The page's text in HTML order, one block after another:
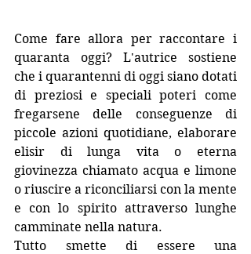
Come fare allora per raccontare i
quaranta oggi? L'autrice sostiene
che i quarantenni di oggi siano dotati
di preziosi e speciali poteri come
fregarsene delle conseguenze di
piccole azioni quotidiane, elaborare
elisir di lunga vita o eterna
giovinezza chiamato acqua e limone
o riuscire a riconciliarsi con la mente
e con lo spirito attraverso lunghe
camminate nella natura.
Tutto smette di essere una